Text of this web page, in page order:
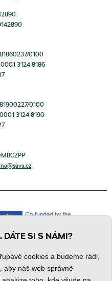
0100
3124 8186
0100
3124 8190
DÁTE SI S NÁMI?
cookies a budeme rádi,
aby náš web správně